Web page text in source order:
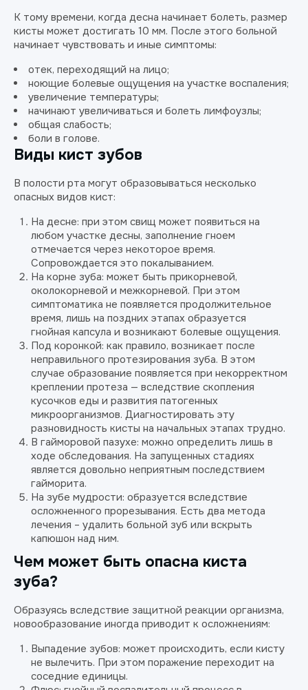
К тому времени, когда десна начинает болеть, размер
кисты может достигать 10 мм. После этого больной
начинает чувствовать и иные симптомы:
отек, переходящий на лицо;
ноющие болевые ощущения на участке воспаления;
увеличение температуры;
начинают увеличиваться и болеть лимфоузлы;
общая слабость;
боли в голове.
Виды кист зубов
В полости рта могут образовываться несколько
опасных видов кист:
На десне: при этом свищ может появиться на
любом участке десны, заполнение гноем
отмечается через некоторое время.
Сопровождается это покалыванием.
На корне зуба: может быть прикорневой,
околокорневой и межкорневой. При этом
симптоматика не появляется продолжительное
время, лишь на поздних этапах образуется
гнойная капсула и возникают болевые ощущения.
Под коронкой: как правило, возникает после
неправильного протезирования зуба. В этом
случае образование появляется при некорректном
креплении протеза — вследствие скопления
кусочков еды и развития патогенных
микроорганизмов. Диагностировать эту
разновидность кисты на начальных этапах трудно.
В гайморовой пазухе: можно определить лишь в
ходе обследования. На запущенных стадиях
является довольно неприятным последствием
гайморита.
На зубе мудрости: образуется вследствие
осложненного прорезывания. Есть два метода
лечения – удалить больной зуб или вскрыть
капюшон над ним.
Чем может быть опасна киста
зуба?
Образуясь вследствие защитной реакции организма,
новообразование иногда приводит к осложнениям:
Выпадение зубов: может происходить, если кисту
не вылечить. При этом поражение переходит на
соседние единицы.